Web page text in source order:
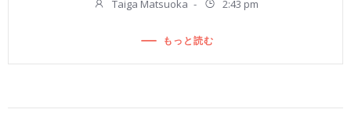
Taiga Matsuoka - 2:43 pm
もっと読む